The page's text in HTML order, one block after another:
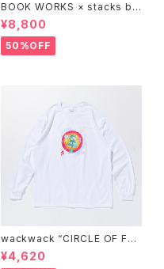
BOOK WORKS × stacks bo
okstore "Jimbocho Beat Li
brary zip up hood"
¥8,800
50%OFF
wackwack “CIRCLE OF FRI
ENDS” L/S TEE
¥4,620